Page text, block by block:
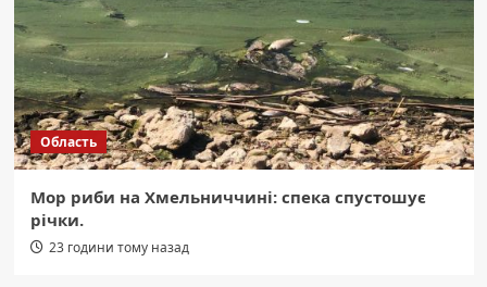
Область
Мор риби на Хмельниччині: спека спустошує
річки.
23 години тому назад